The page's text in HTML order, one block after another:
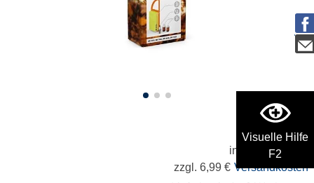
Visuelle Hilfe
F2
inkl. 19% MwSt.
zzgl. 6,99 € Versandkosten